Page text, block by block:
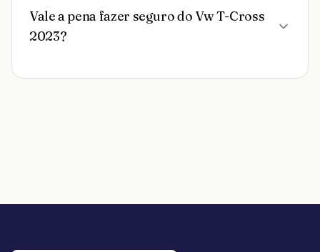
Vale a pena fazer seguro do Vw T-Cross
2023?